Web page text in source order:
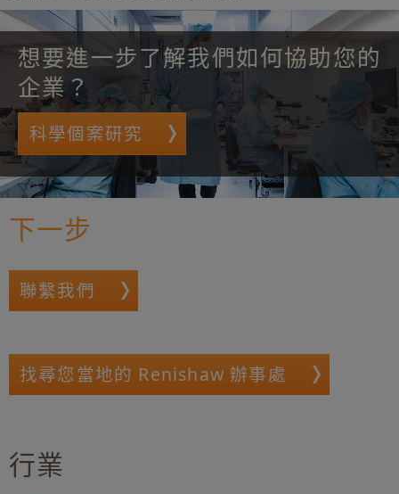
想要進一步了解我們如何協助您的
企業？
科學個案研究
下一步
聯繫我們
找尋您當地的 Renishaw 辦事處
行業